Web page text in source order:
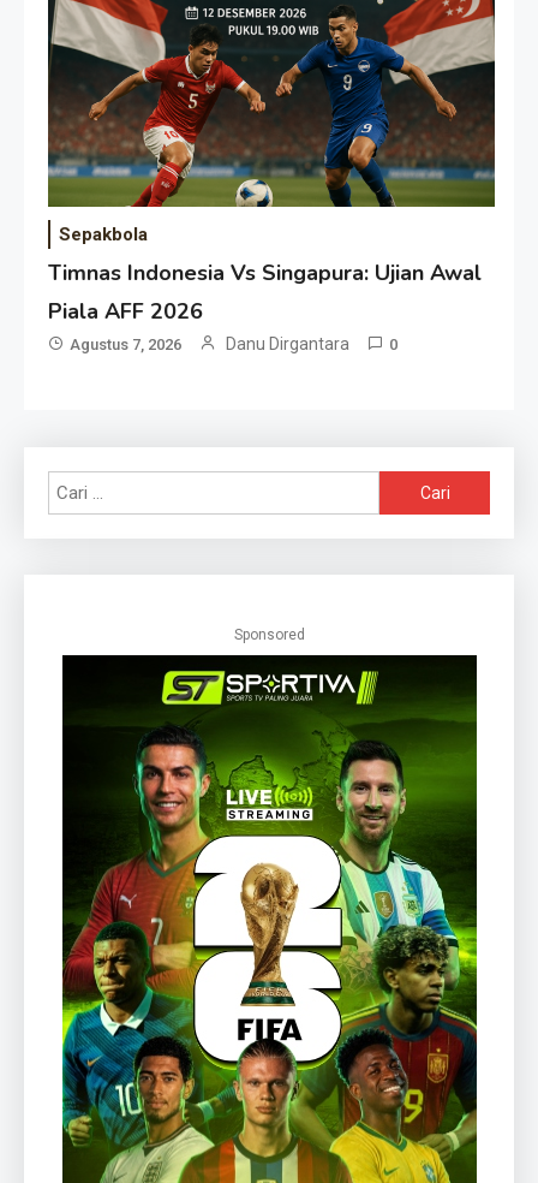
Sepakbola
Timnas Indonesia Vs Singapura: Ujian Awal
Piala AFF 2026
Agustus 7, 2026 Danu Dirgantara 0
untuk:
Sponsored